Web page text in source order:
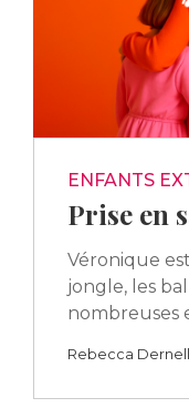
ENFANTS
Prise en
Véronique
jongle, les
nombreuses
Rebecca